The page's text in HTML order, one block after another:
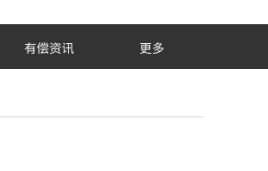
有偿资讯 更多